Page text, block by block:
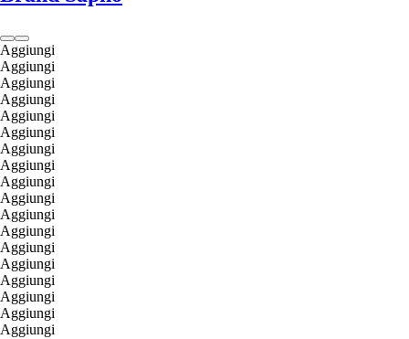
Aggiungi
Aggiungi
Aggiungi
Aggiungi
Aggiungi
Aggiungi
Aggiungi
Aggiungi
Aggiungi
Aggiungi
Aggiungi
Aggiungi
Aggiungi
Aggiungi
Aggiungi
Aggiungi
Aggiungi
Aggiungi